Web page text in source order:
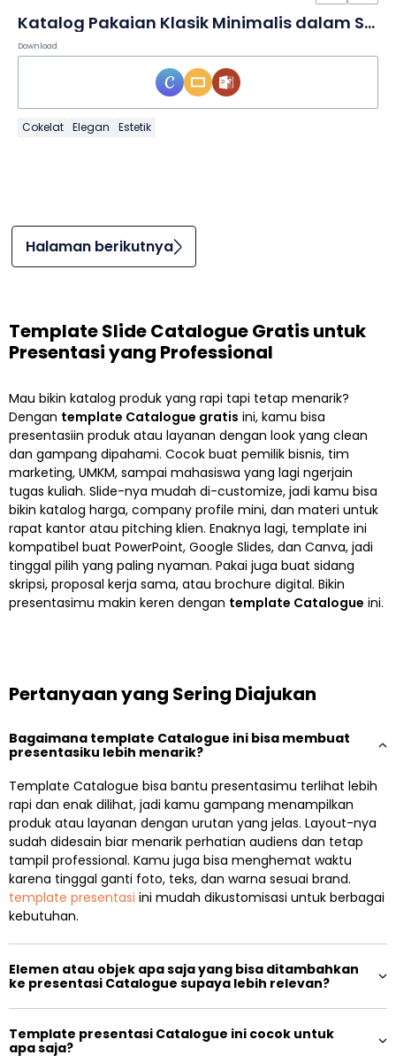
Katalog Pakaian Klasik Minimalis dalam Slide
Download
Cokelat Elegan Estetik
Halaman berikutnya
Template Slide Catalogue Gratis untuk
Presentasi yang Professional
Mau bikin katalog produk yang rapi tapi tetap menarik?
Dengan template Catalogue gratis ini, kamu bisa
presentasiin produk atau layanan dengan look yang clean
dan gampang dipahami. Cocok buat pemilik bisnis, tim
marketing, UMKM, sampai mahasiswa yang lagi ngerjain
tugas kuliah. Slide-nya mudah di-customize, jadi kamu bisa
bikin katalog harga, company profile mini, dan materi untuk
rapat kantor atau pitching klien. Enaknya lagi, template ini
kompatibel buat PowerPoint, Google Slides, dan Canva, jadi
tinggal pilih yang paling nyaman. Pakai juga buat sidang
skripsi, proposal kerja sama, atau brochure digital. Bikin
presentasimu makin keren dengan template Catalogue ini.
Pertanyaan yang Sering Diajukan
Bagaimana template Catalogue ini bisa membuat
presentasiku lebih menarik?
Template Catalogue bisa bantu presentasimu terlihat lebih
rapi dan enak dilihat, jadi kamu gampang menampilkan
produk atau layanan dengan urutan yang jelas. Layout-nya
sudah didesain biar menarik perhatian audiens dan tetap
tampil professional. Kamu juga bisa menghemat waktu
karena tinggal ganti foto, teks, dan warna sesuai brand.
template presentasi ini mudah dikustomisasi untuk berbagai
kebutuhan.
Elemen atau objek apa saja yang bisa ditambahkan
ke presentasi Catalogue supaya lebih relevan?
Template presentasi Catalogue ini cocok untuk
apa saja?